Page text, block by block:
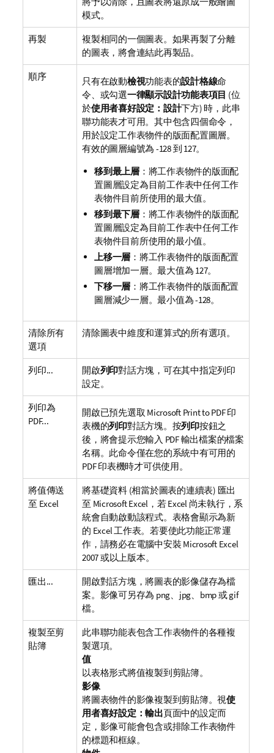
模式。
再製
複製相同的一個圖表。如果再製了分離
的圖表，將會連結此再製品。
順序 只有在啟動檢視功能表的設計格線命
令、或勾選一律顯示設計功能表項目 (位
於使用者喜好設定：設計下方) 時，此串
聯功能表才可用。其中包含四個命令，
用於設定工作表物件的版面配置圖層。
有效的圖層編號為 -128 到 127。
移到最上層：將工作表物件的版面配
置圖層設定為目前工作表中任何工作
表物件目前所使用的最大值。
移到最下層：將工作表物件的版面配
置圖層設定為目前工作表中任何工作
表物件目前所使用的最小值。
上移一層 ：將工作表物件的版面配置
圖層增加一層。最大值為 127。
下移一層 ：將工作表物件的版面配置
圖層減少一層。最小值為 -128。
清除所有
選項
清除圖表中維度和運算式的所有選項。
列印... 開啟列印對話方塊，可在其中指定列印
設定。
列印為
PDF...
開啟已預先選取 Microsoft Print to PDF印
表機的列印對話方塊。按列印按鈕之
後，將會提示您輸入 PDF 輸出檔案的檔案
名稱。此命令僅在您的系統中有可用的
PDF 印表機時才可供使用。
將值傳送
至 Excel
將基礎資料 (相當於圖表的連續表) 匯出
至 Microsoft Excel，若 Excel 尚未執行，系
統會自動啟動該程式。表格會顯示為新
的 Excel 工作表。若要使此功能正常運
作，請務必在電腦中安裝 Microsoft Excel
2007 或以上版本。
匯出...
開啟對話方塊，將圖表的影像儲存為檔
案。影像可另存為 png、jpg、bmp 或 gif
檔。
複製至剪
貼簿
此串聯功能表包含工作表物件的各種複
製選項。
值
以表格形式將值複製到剪貼簿。
影像
將圖表物件的影像複製到剪貼簿。視使
用者喜好設定：輸出頁面中的設定而
定，影像可能會包含或排除工作表物件
的標題和框線。